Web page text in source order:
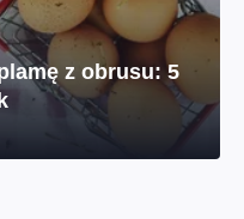
z obrusu: 5